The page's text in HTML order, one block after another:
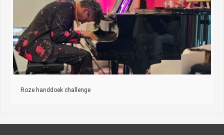
Roze handdoek challenge